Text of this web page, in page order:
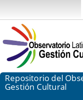
Repositorio del
Gestión Cultural